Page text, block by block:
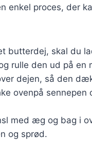
enkel proces, der
butterdej, skal du
rulle den ud på en
dejen, så den
ovenpå sennepen
med æg og bag i
og sprød.